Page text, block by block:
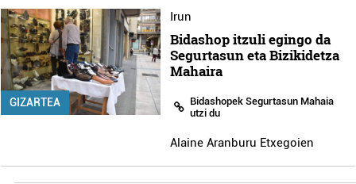
GIZARTEA
Irun
Bidashop itzuli egingo da
Segurtasun eta Bizikidetza
Mahaira
Bidashopek Segurtasun Mahaia
utzi du
Alaine Aranburu Etxegoien